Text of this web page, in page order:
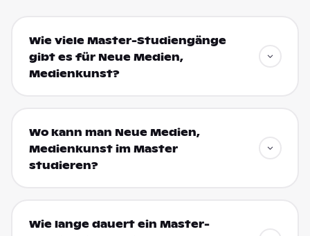
Wie viele Master-Studiengänge
gibt es für Neue Medien,
Medienkunst?
Wo kann man Neue Medien,
Medienkunst im Master
studieren?
Wie lange dauert ein Master-